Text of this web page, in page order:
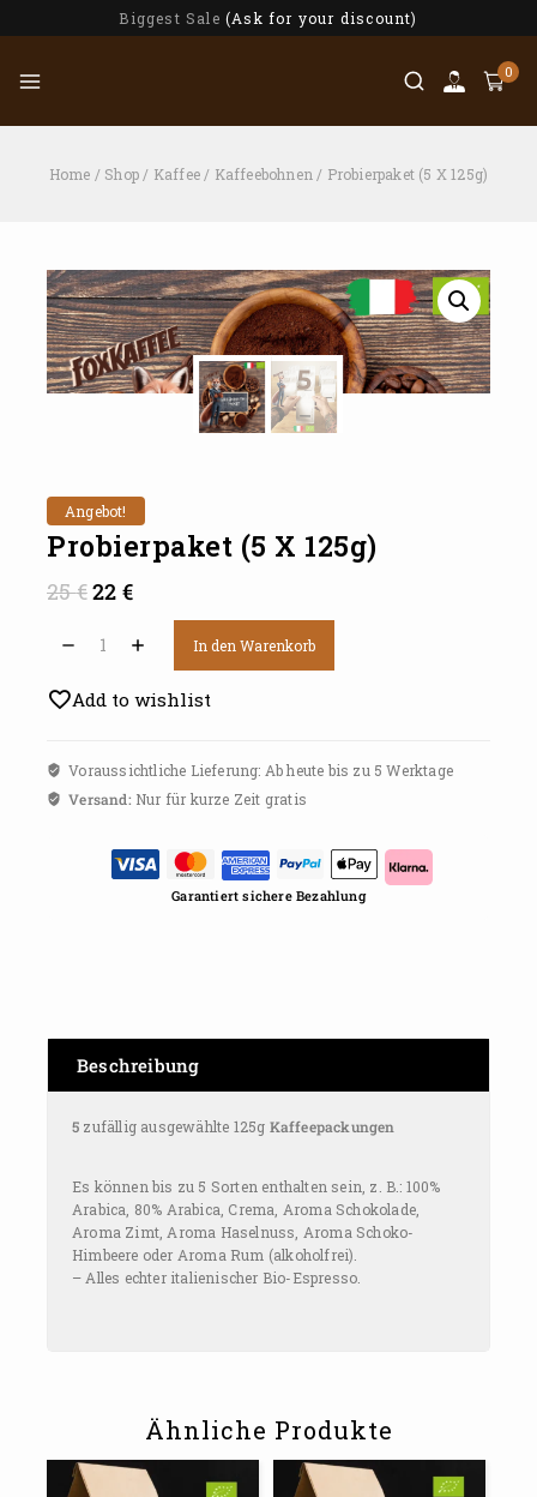
Biggest Sale (Ask for your discount)
0
Home / Shop / Kaffee / Kaffeebohnen / Probierpaket (5 X 125g)
Angebot!
Probierpaket (5 X 125g)
25€22 €
In den Warenkorb
Add to wishlist
Voraussichtliche Lieferung: Ab heute bis zu 5 Werktage
Versand: Nur für kurze Zeit gratis
Garantiert sichere Bezahlung
Beschreibung
5 zufällig ausgewählte 125g Kaffeepackungen
Es können bis zu 5 Sorten enthalten sein, z. B.: 100%
Arabica, 80% Arabica, Crema, Aroma Schokolade,
Aroma Zimt, Aroma Haselnuss, Aroma Schoko-
Himbeere oder Aroma Rum (alkoholfrei).
– Alles echter italienischer Bio-Espresso.
Ähnliche Produkte